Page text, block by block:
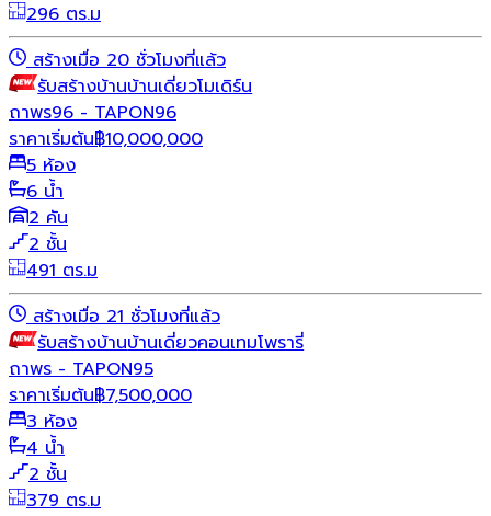
296 ตร.ม
สร้างเมื่อ 20 ชั่วโมงที่แล้ว
รับสร้างบ้านบ้านเดี่ยวโมเดิร์น
ถาพร96 - TAPON96
ราคาเริ่มต้น฿10,000,000
5 ห้อง
6 น้ำ
2 คัน
2 ชั้น
491 ตร.ม
สร้างเมื่อ 21 ชั่วโมงที่แล้ว
รับสร้างบ้านบ้านเดี่ยวคอนเทมโพรารี่
ถาพร - TAPON95
ราคาเริ่มต้น฿7,500,000
3 ห้อง
4 น้ำ
2 ชั้น
379 ตร.ม